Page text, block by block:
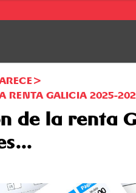
RENTA GALICIA 2025-
de la renta